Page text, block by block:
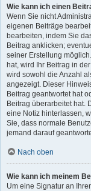
Wie kann ich einen
Wenn Sie nicht
eigenen Beiträge
bearbeiten, indem Sie
Beitrag anklicken;
seiner Erstellung
hat, wird Ihr Beitrag in
wird sowohl die Anzahl
angezeigt. Dieser
Beitrag geantwortet hat
Beitrag überarbeitet hat.
eine Notiz hinterlassen,
Sie, dass normale
jemand darauf
Nach oben
Wie kann ich meinem
Um eine Signatur an